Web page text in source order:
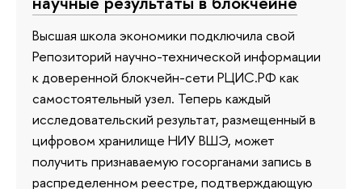
Высшая школа экономики подключила свой
Репозиторий научно-технической информации
к доверенной блокчейн-сети РЦИС.РФ как
самостоятельный узел. Теперь каждый
исследовательский результат, размещенный в
цифровом хранилище НИУ ВШЭ, может
получить признаваемую госорганами запись в
распределенном реестре, подтверждающую